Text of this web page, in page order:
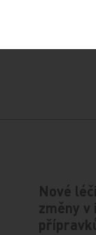
Nové
změny v